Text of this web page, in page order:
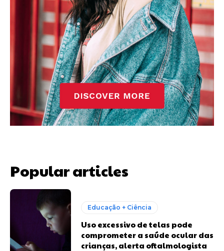
Popular articles
Educação + Ciência
Uso excessivo de telas pode
comprometer a saúde ocular das
crianças, alerta oftalmologista